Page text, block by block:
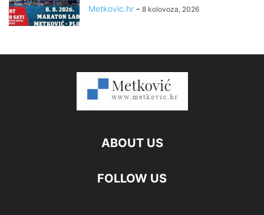
Metkovic.hr - 8 kolovoza, 2026
ABOUT US
FOLLOW US